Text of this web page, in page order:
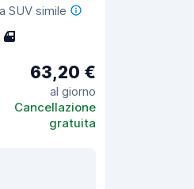
SUV simile
4
63,20 €
al giorno
Cancellazione
gratuita